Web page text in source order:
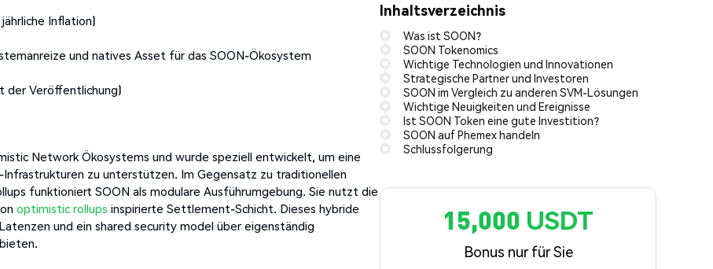
Inflation)
und natives Asset für das SOON-Ökosystem
der Veröffentlichung)
Network Ökosystems und wurde speziell entwickelt, um eine
zu unterstützen. Im Gegensatz zu traditionellen
funktioniert SOON als modulare Ausführumgebung. Sie nutzt die
optimistic rollups inspirierte Settlement-Schicht. Dieses hybride
und ein shared security model über eigenständig
Inhaltsverzeichnis
Was ist SOON?
SOON Tokenomics
Wichtige Technologien und Innovationen
Strategische Partner und Investoren
SOON im Vergleich zu anderen SVM-Lösungen
Wichtige Neuigkeiten und Ereignisse
Ist SOON Token eine gute Investition?
SOON auf Phemex handeln
Schlussfolgerung
15,000 USDT
Bonus nur für Sie